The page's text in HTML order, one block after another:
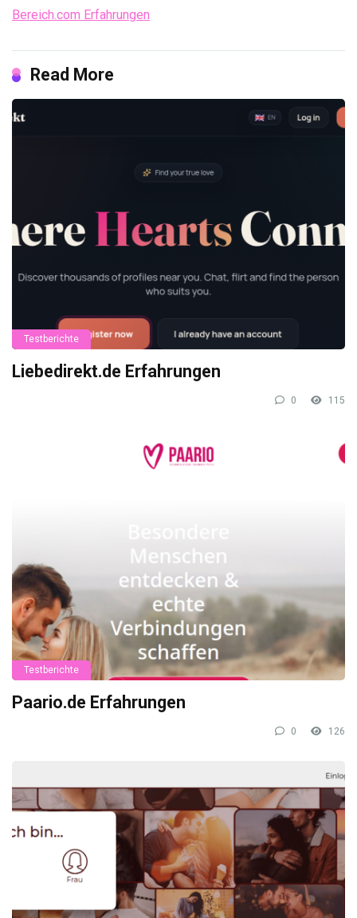
Bereich.com Erfahrungen
Read More
Testberichte
Liebedirekt.de Erfahrungen
0 115
Testberichte
Paario.de Erfahrungen
0 126